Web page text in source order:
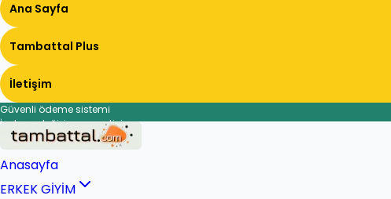
Ana Sayfa
Tambattal Plus
İletişim
Güvenli ödeme sistemi
İade ve değişim garantisi
Hızlı ve güvenli teslimat
Anasayfa
ERKEK GİYİM